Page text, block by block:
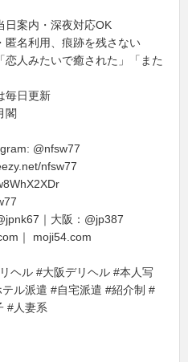
日案内・深夜対応OK
匿名利用、痕跡を残さない
恋人みたいで癒された」「また
毎日更新
閣
@nfsw77
nfsw77
｜大阪：@jp387
｜ moji54.com
ヘル #大阪デリヘル #本人写
ル派遣 #自宅派遣 #紹介制 #
#人妻系